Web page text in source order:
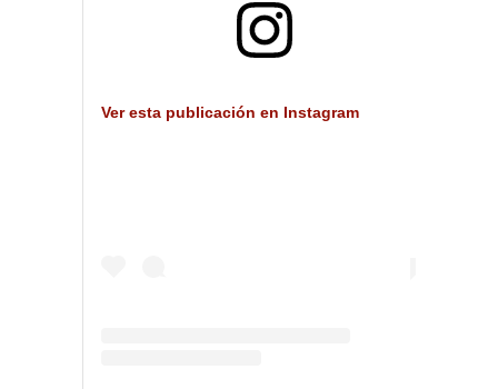
Ver esta publicación en Instagram